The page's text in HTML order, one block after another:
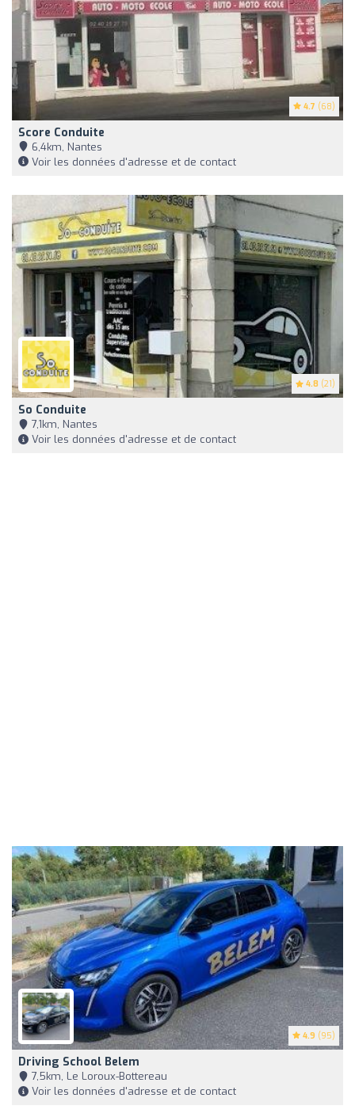
4.7 (68)
Score Conduite
6,4km, Nantes
Voir les données d'adresse et de contact
4.8 (21)
So Conduite
7,1km, Nantes
Voir les données d'adresse et de contact
4.9 (95)
Driving School Belem
7,5km, Le Loroux-Bottereau
Voir les données d'adresse et de contact